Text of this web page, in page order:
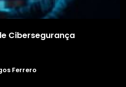
Cibersegurança
Ferrero